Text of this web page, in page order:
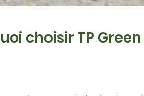
choisir TP Green